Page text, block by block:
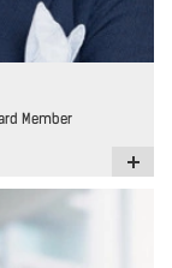
Member